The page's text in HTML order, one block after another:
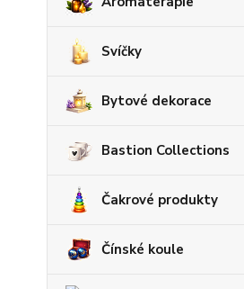
Svíčky
Bytové dekorace
Bastion Collections
Čakrové produkty
Čínské koule